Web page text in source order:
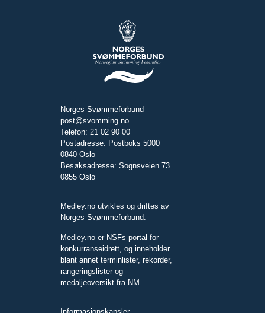
Norges Svømmeforbund
post@svomming.no
Telefon: 21 02 90 00
Postadresse: Postboks 5000
0840 Oslo
Besøksadresse: Sognsveien 73
0855 Oslo
Medley.no utvikles og driftes av
Norges Svømmeforbund.
Medley.no er NSFs portal for
konkurranseidrett, og inneholder
blant annet terminlister, rekorder,
rangeringslister og
medaljeoversikt fra NM.